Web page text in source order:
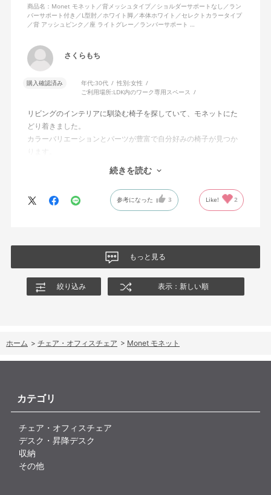
商品名：Monet モネット／背メッシュタイプ／ショルダーサポートなし／ラン
バーサポート付き／L型肘／ホワイト脚／本体ホワイト／セレクトカラータイプ
／背 アッシュピンク／座 ライトグレー／ランバーサポート …
さくらもち
購入確認済み 年代:30代 性別:女性
ご利用場所:LDK内のワーク専用スペース
リビングのインテリアに馴染む椅子を探していて、モネットにた
どり着きました。
カラーバリエーションとパーツが豊富で自分好みの椅子が見つか
オフィスチェアにしては比較的コンパクトで家に置くのに最適で
した、座り心地も良く大変気に入っています。
今回どうしても欲しい色の組み合わせがあったので固定肘の物を
購入しましたが、欲を言えば稼働肘バージョンもバイカラーなど
続きを読む
参考になった 3 Like! 2
もっと見る
絞り込み 表示：新しい順
ホーム > チェア・オフィスチェア > Monet モネット
カテゴリ
チェア・オフィスチェア
デスク・昇降デスク
収納
その他